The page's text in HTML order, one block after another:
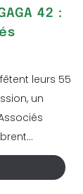
42 :
leurs 55
un